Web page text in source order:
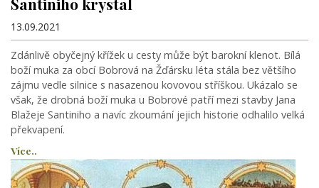
13.09.2021
Zdánlivě obyčejný křížek u cesty může být barokní klenot. Bílá
boží muka za obcí Bobrová na Žďársku léta stála bez většího
zájmu vedle silnice s nasazenou kovovou stříškou. Ukázalo se
však, že drobná boží muka u Bobrové patří mezi stavby Jana
Blažeje Santiniho a navíc zkoumání jejich historie odhalilo velká
překvapení.
Více..